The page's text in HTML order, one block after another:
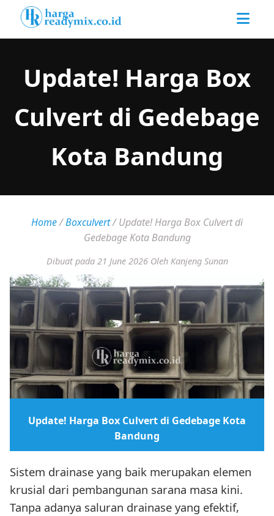
Update! Harga Box
Culvert di Gedebage
Kota Bandung
Home/Boxculvert/Update! Harga Box Culvert di
Gedebage Kota Bandung
Dibuat pada 21 June 2026 Oleh Kanjeng Sunan
Update! Harga Box Culvert di Gedebage Kota
Bandung
Sistem drainase yang baik merupakan elemen
krusial dari pembangunan sarana masa kini.
Tanpa adanya saluran drainase yang efektif,